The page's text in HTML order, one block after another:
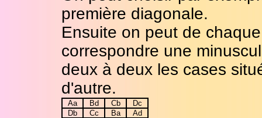
première diagonale.
Ensuite on peut de
correspondre une
deux à deux les cases
d'autre.
Aa Bd Cb
Dc
Db
Cc Ba
Ad